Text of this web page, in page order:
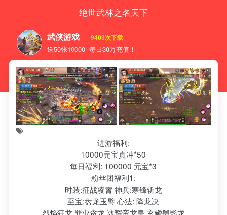
绝世武林之名天下
武侠游戏 9403次下载
送50张10000 每日30万充值！
进游福利:
10000元宝真冲*50
每日福利: 100000 元宝*3
粉丝团福利1:
时装:征战凌霄 神兵:寒锋斩龙
至宝:盘龙玉璧 心法: 降龙决
烈焰狂龙 罪业贪龙 冰辉帝龙皇 玄鳞墨影龙